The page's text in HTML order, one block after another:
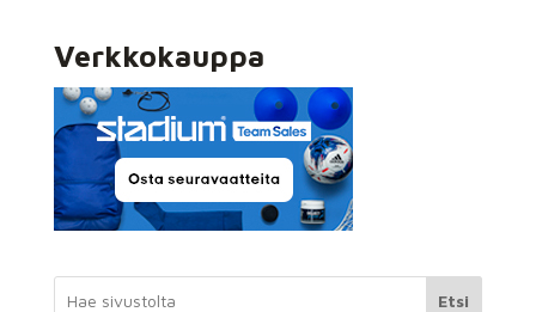
Verkkokauppa
Etsi